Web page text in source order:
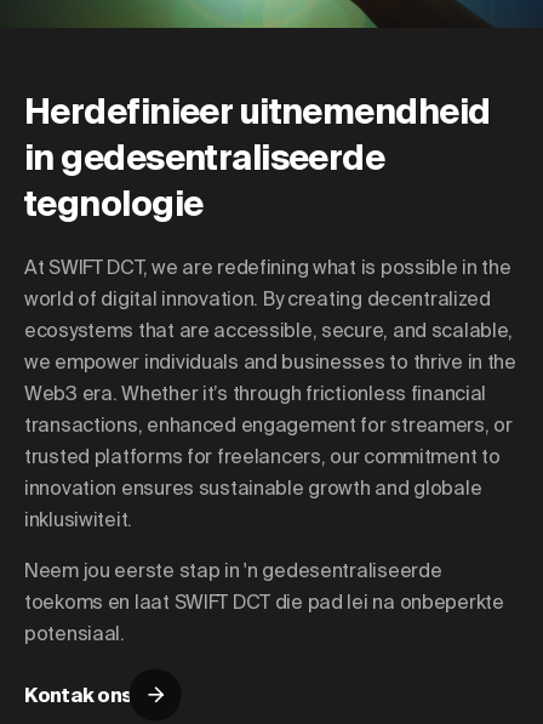
Herdefinieer uitnemendheid
in gedesentraliseerde
tegnologie
At SWIFT DCT, we are redefining what is possible in the
world of digital innovation. By creating decentralized
ecosystems that are accessible, secure, and scalable,
we empower individuals and businesses to thrive in the
Web3 era. Whether it’s through frictionless financial
transactions, enhanced engagement for streamers, or
trusted platforms for freelancers, our commitment to
innovation ensures sustainable growth and globale
inklusiwiteit.
Neem jou eerste stap in 'n gedesentraliseerde
toekoms en laat SWIFT DCT die pad lei na onbeperkte
potensiaal.
Kontak ons